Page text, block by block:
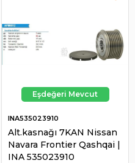
Alt.kasnağı 7KAN Nissan
Navara Frontier Qashqai |
INA 535023910
INA535023910